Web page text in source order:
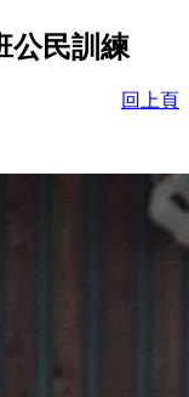
公民訓練
回上頁